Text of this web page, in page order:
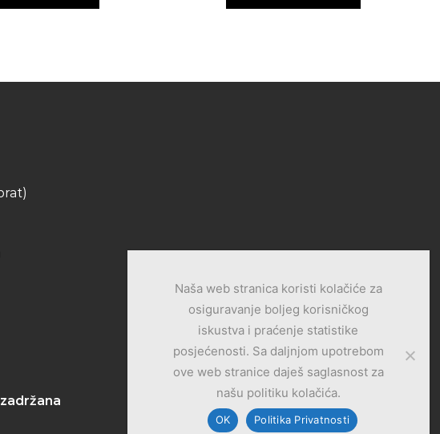
Naša web stranica koristi kolačiće za
osiguravanje boljeg korisničkog
iskustva i praćenje statistike
posjećenosti. Sa daljnjom upotrebom
ove web stranice daješ saglasnost za
našu politiku kolačića.
OK Politika Privatnosti